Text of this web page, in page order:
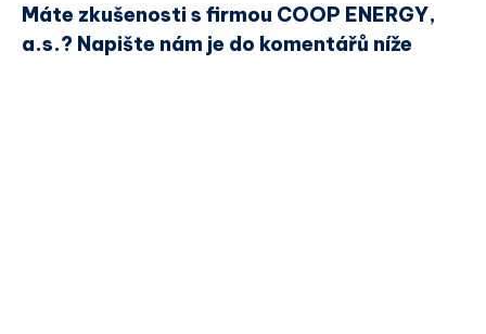
Máte zkušenosti s firmou COOP ENERGY,
a.s.? Napište nám je do komentářů níže